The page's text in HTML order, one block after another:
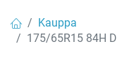
Kauppa
175/65R15 84H